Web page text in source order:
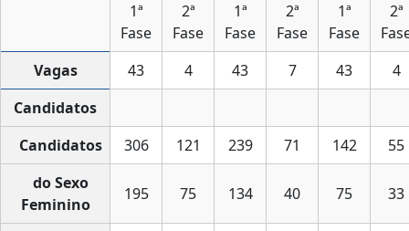
1ª
Fase
2ª
Fase
1ª
Fase
2ª
Fase
1ª
Fase
2ª
Vagas
43 4 43 7 43
4
Candidatos
Candidatos
306 121 239 71 142
55
do Sexo
Feminino
195 75 134 40 75 33